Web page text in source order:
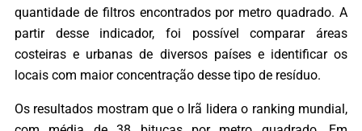
quantidade de filtros encontrados por metro quadrado. A
partir desse indicador, foi possível comparar áreas
costeiras e urbanas de diversos países e identificar os
locais com maior concentração desse tipo de resíduo.
Os resultados mostram que o Irã lidera o ranking mundial,